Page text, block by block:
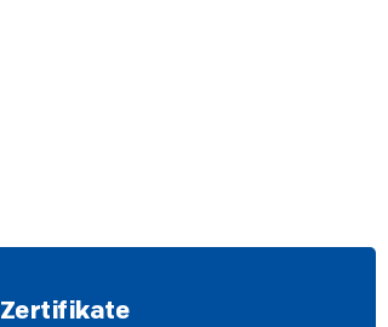
Zertifikate